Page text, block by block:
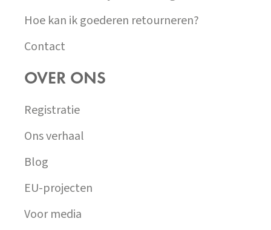
Hoe kan ik goederen retourneren?
Contact
OVER ONS
Registratie
Ons verhaal
Blog
EU-projecten
Voor media